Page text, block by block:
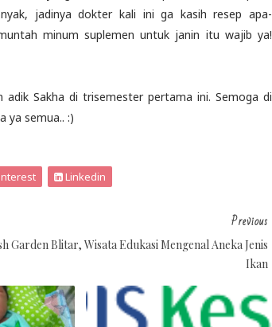
jadinya dokter kali ini ga kasih resep apa-
minum suplemen untuk janin itu wajib ya!
adik Sakha di trisemester pertama ini. Semoga di
ya semua.. :)
Linkedin
Previous
Garden Blitar, Wisata Edukasi Mengenal Aneka Jenis
Ikan